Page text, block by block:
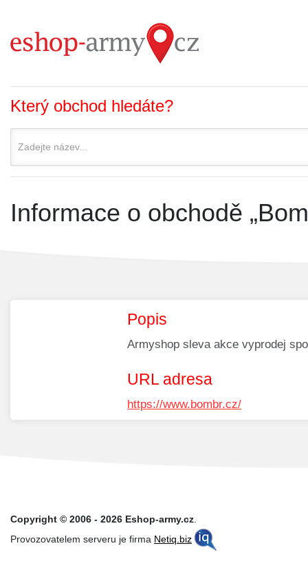
Který obchod hledáte?
Informace o obchodě
Popis
Armyshop sleva akce vyprodej
URL adresa
https://www.bombr.cz/
Copyright © 2006 - 2026 Eshop-army.cz.
Provozovatelem serveru je firma Netiq.biz